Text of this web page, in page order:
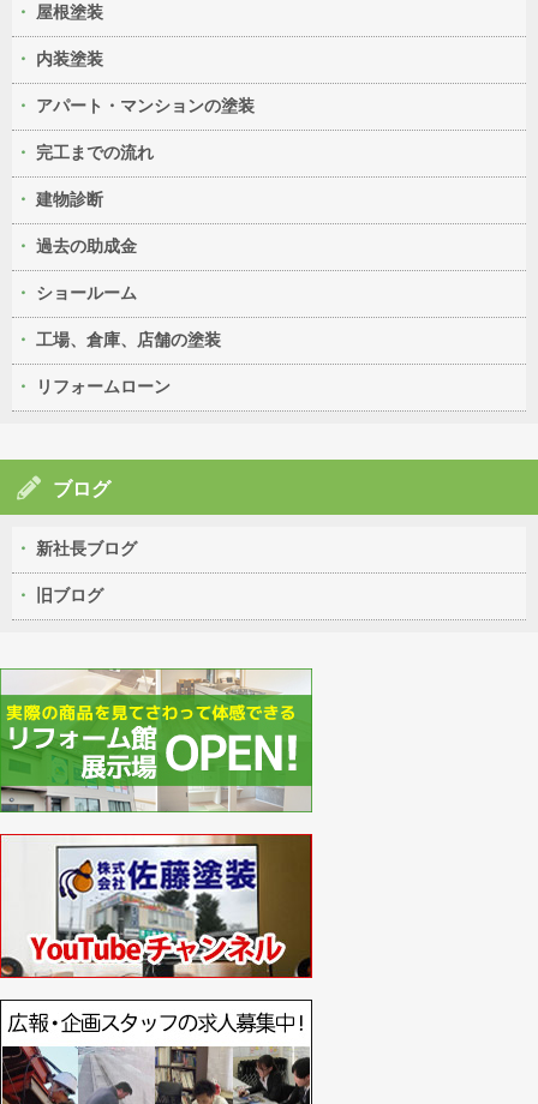
屋根塗装
内装塗装
アパート・マンションの塗装
完工までの流れ
建物診断
過去の助成金
ショールーム
工場、倉庫、店舗の塗装
リフォームローン
ブログ
新社長ブログ
旧ブログ